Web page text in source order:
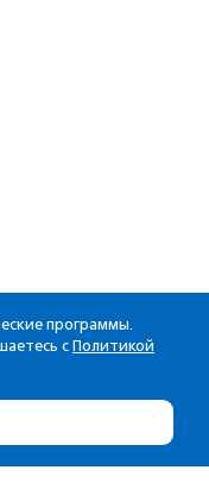
программы.
с Политикой